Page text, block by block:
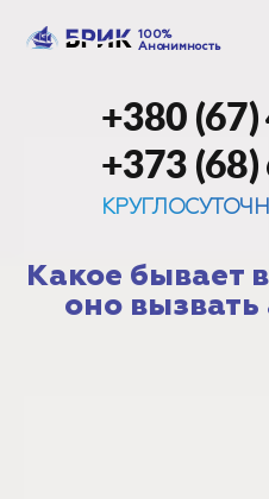
100%
Анонимность
+380
+373
Какое бывает
оно вызвать